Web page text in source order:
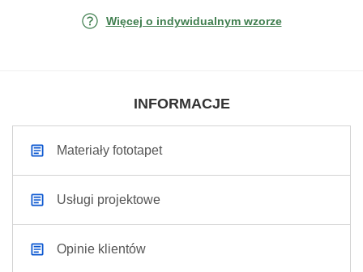
Więcej o indywidualnym wzorze
INFORMACJE
Materiały fototapet
Usługi projektowe
Opinie klientów